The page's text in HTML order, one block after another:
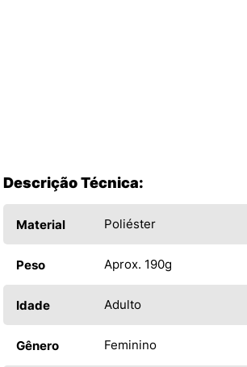
Descrição Técnica:
Material Poliéster
Peso Aprox. 190g
Idade Adulto
Gênero Feminino